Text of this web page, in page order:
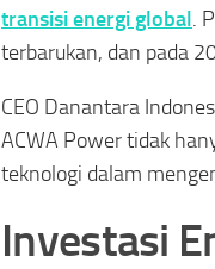
transisi energi global.
terbarukan, dan pada
CEO Danantara
ACWA Power tidak
teknologi dalam
Investasi